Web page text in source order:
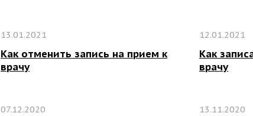
13.01.2021
Как отменить запись на прием к
врачу
12.01.2021
Как
врачу
07.12.2020 13.11.2020